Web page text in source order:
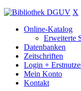
X
Online-Katalog
Erweiterte
Datenbanken
Zeitschriften
Login +
Mein Konto
Kontakt